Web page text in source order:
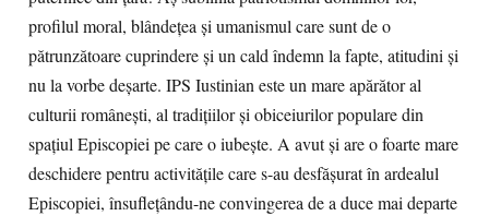
profilul moral, blândeţea şi umanismul care sunt de o
pătrunzătoare cuprindere şi un cald îndemn la fapte, atitudini şi
nu la vorbe deşarte. IPS Iustinian este un mare apărător al
culturii româneşti, al tradiţiilor şi obiceiurilor populare din
spaţiul Episcopiei pe care o iubeşte. A avut şi are o foarte mare
deschidere pentru activităţile care s-au desfăşurat în ardealul
Episcopiei, însufleţându-ne convingerea de a duce mai departe